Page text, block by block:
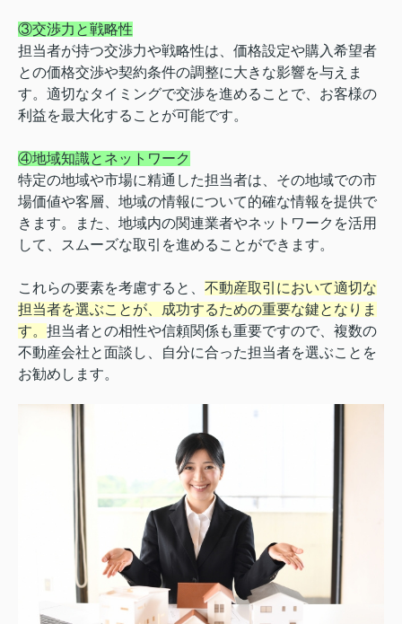
③交渉力と戦略性
担当者が持つ交渉力や戦略性は、価格設定や購入希望者
との価格交渉や契約条件の調整に大きな影響を与えま
す。適切なタイミングで交渉を進めることで、お客様の
利益を最大化することが可能です。
④地域知識とネットワーク
特定の地域や市場に精通した担当者は、その地域での市
場価値や客層、地域の情報について的確な情報を提供で
きます。また、地域内の関連業者やネットワークを活用
して、スムーズな取引を進めることができます。
これらの要素を考慮すると、 不動産取引において適切な
担当者を選ぶことが、成功するための重要な鍵となりま
す。 担当者との相性や信頼関係も重要ですので、複数の
不動産会社と面談し、自分に合った担当者を選ぶことを
お勧めします。